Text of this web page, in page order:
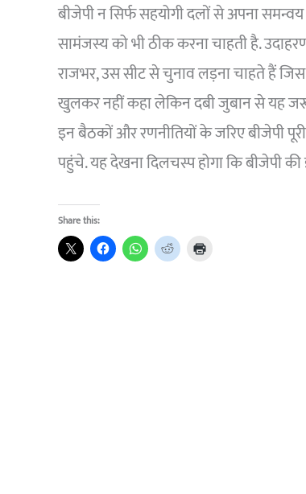
बीजेपी न सिर्फ सहयोगी दलों से अपना
सामंजस्य को भी ठीक करना चाहती है.
राजभर, उस सीट से चुनाव लड़ना चाहते हैं जिस
खुलकर नहीं कहा लेकिन दबी जुबान से यह
इन बैठकों और रणनीतियों के जरिए बीजेपी
पहुंचे. यह देखना दिलचस्प होगा कि बीजेपी की
Share this: